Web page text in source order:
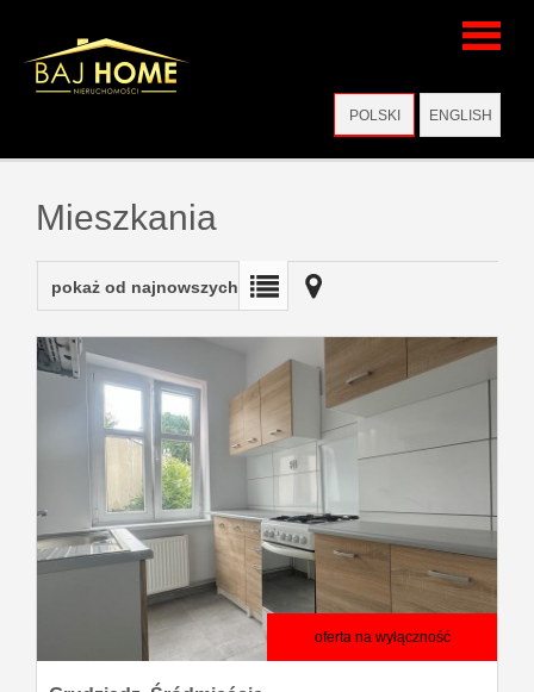
POLSKI ENGLISH
Strona
wizyty
Oferty
Kredyty
Mieszkania
pokaż od najnowszych
oferta na wyłączność